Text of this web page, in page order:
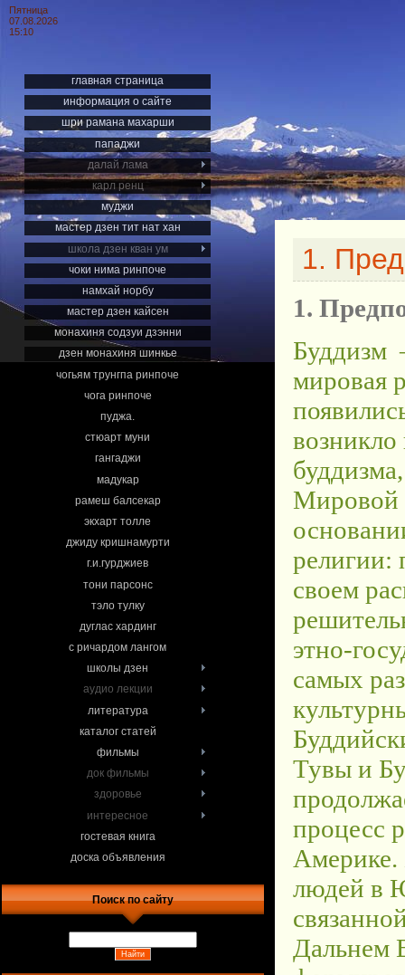
Пятница
07.08.2026
15:10
главная страница
информация о сайте
шри рамана махарши
пападжи
далай лама
карл ренц
муджи
мастер дзен тит нат хан
школа дзен кван ум
чоки нима ринпоче
намхай норбу
мастер дзен кайсен
монахиня содзуи дзэнни
дзен монахиня шинкье
чогьям трунгпа ринпоче
чога ринпоче
пуджа.
стюарт муни
гангаджи
мадукар
рамеш балсекар
экхарт толле
джиду кришнамурти
г.и.гурджиев
тони парсонс
тэло тулку
дуглас хардинг
с ричардом лангом
школы дзен
аудио лекции
литература
каталог статей
фильмы
док фильмы
здоровье
интересное
гостевая книга
доска объявления
Поиск по сайту
1.
1.
Буддизм — первая по времени возникновения мировая религия. Другие мировые религии появились значительно позднее: христианство возникло приблизительно через пятьсот лет после буддизма, а ислам — более чем через тысячу. Мировой религией буддизм считается на том же основании, что и две другие только что названные религии: подобно христианству и исламу, буддизм в своем распространении по земному шару решительно переступил этно-конфессиональные и этно-государственные границы, став религией самых различных народов с совершенно разными культурными и религиозными традициями. Буддийский мир простерся от Ланки (Цейлона) до Тувы и Бурятии, от Калмыкии до Японии, при этом продолжается начавшийся в конце XIX века процесс распространения буддизма в Европе и Америке. Буддизм стал религией сотен миллионов людей в Юго-Восточной Азии, традиционно связанной с родиной буддизма — Индией, и на Дальнем Востоке, цивилизации которого формировались на основе традиций китайской культуры; цитаделью буддизма уже тысячу лет является Тибет, куда буддизм принес индийскую культуру и которому он дал письменность, литературный язык и основы цивилизации. Буддийской философией восхищался А. Шопенгауэр и с уважением отзывались Ф. Ницше и М. Хайдеггер. Без понимания буддизма невозможно понять и великие культуры Востока — индийскую, китайскую, не говоря уж о культурах Тибета и Монголии, пронизанных духом буддизма до их последних оснований. В лоне буддийской традиции были созданы утонченнейшие философские системы, изучение и осмысление которых и сейчас интересно не только с чисто историко-философской точки зрения, так как вполне возможно, что буддийское умозрение способно обогатить и современную философию, в выжидании стоящую на путях схождения новоевропейской классики и постмодерна. Таким образом, изучение буддизма (а дисциплина, занятая научным изучением буддизма, более ста лет тому назад получила название буддологии) необходимо и для востоковеда, и для